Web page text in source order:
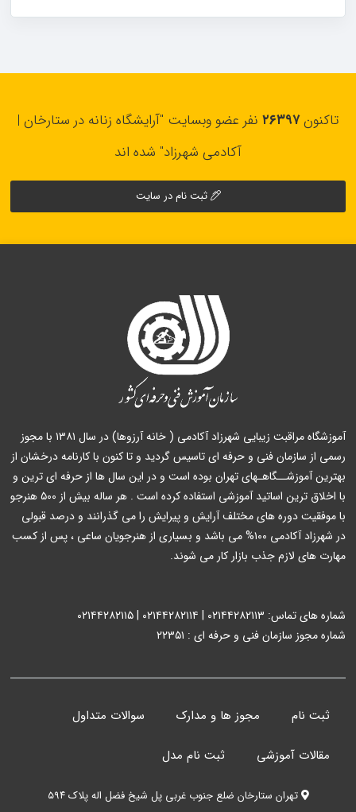
تاکنون۲۶۳۹۷ نفر عضو وبسایت "آرایشگاه زنانه در ستارخان |
آکادمی شهرزاد" شده اند
ثبت نام در سایت
آموزشگاه مراقبت زیبایی شهرزاد آکادمی ( خانه آرزوها) در سال ۱۳۸۱ با مجوز
رسمی از سازمان فنی و حرفه ای تاسیس گردید و تا کنون با کارنامه درخشان از
بهترین آموزشــگاهـهای تهران بوده است و در این سال ها از حرفه ای ترین و
با اخلاق ترین اساتید آموزشی استفاده کرده است . هر ساله بیش از ۵۰۰ هنرجو
با موفقیت دوره های مختلف آرایش و پیرایش را می گذرانند و درصد قبولی
در شهرزاد آکادمی ۱۰۰% می باشد و بسیاری از هنرجویان ساعی ، پس از کسب
مهارت های لازم جذب بازار کار می شوند.
شماره های تماس: ۰۲۱۴۴۲۸۲۱۱۳ | ۰۲۱۴۴۲۸۲۱۱۴ | ۰۲۱۴۴۲۸۲۱۱۵
شماره مجوز سازمان فنی و حرفه ای : ۲۲۳۵۱
ثبت نام مجوز ها و مدارک سوالات متداول
مقالات آموزشی ثبت نام مدل
تهران ستارخان ضلع جنوب غربی پل شیخ فضل اله پلاک ۵۹۴